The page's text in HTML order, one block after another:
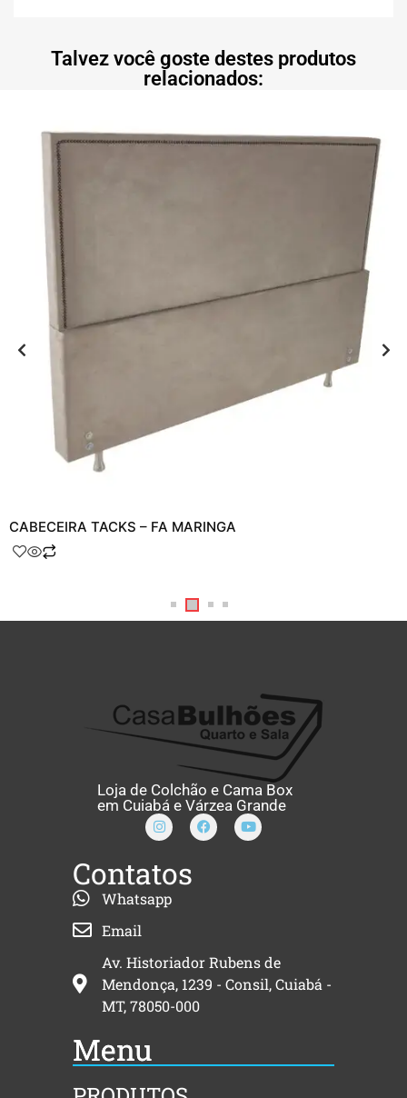
Talvez você goste destes produtos
relacionados:
CABECEIRA TACKS – FA MARINGA
Loja de Colchão e Cama Box
em Cuiabá e Várzea Grande
Contatos
Whatsapp
Email
Av. Historiador Rubens de
Mendonça, 1239 - Consil, Cuiabá -
MT, 78050-000
Menu